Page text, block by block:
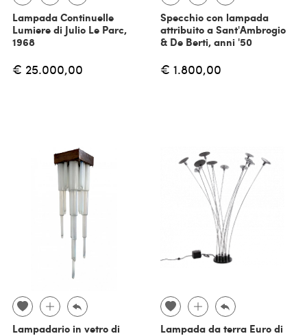
Lampada Continuelle
Lumiere di Julio Le Parc,
1968
€ 25.000,00
Specchio con lampada
attribuito a Sant'Ambrogio
& De Berti, anni '50
€ 1.800,00
Lampadario in vetro di
Lampada da terra Euro di